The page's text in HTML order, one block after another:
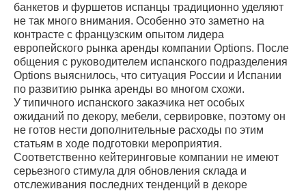
банкетов и фуршетов испанцы традиционно уделяют
не так много внимания. Особенно это заметно на
контрасте с французским опытом лидера
европейского рынка аренды компании Options. После
общения с руководителем испанского подразделения
Options выяснилось, что ситуация России и Испании
по развитию рынка аренды во многом схожи.
У типичного испанского заказчика нет особых
ожиданий по декору, мебели, сервировке, поэтому он
не готов нести дополнительные расходы по этим
статьям в ходе подготовки мероприятия.
Соответственно кейтеринговые компании не имеют
серьезного стимула для обновления склада и
отслеживания последних тенденций в декоре